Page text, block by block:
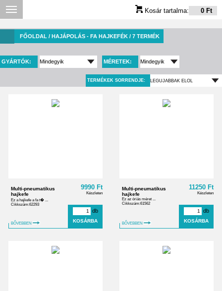
Kosár tartalma: 0 Ft
FŐOLDAL / HAJÁPOLÁS - FA HAJKEFÉK / 7 TERMÉK
GYÁRTÓK: MÉRETEK:
TERMÉKEK SORRENDJE:
Multi-pneumatikus
hajkefe
Ez a hajkefe a fa t� ...
Cikkszám:62293
BŐVEBBEN
9990 Ft
Készleten
db
Multi-pneumatikus
hajkefe
Ez az óriás méret ...
Cikkszám:61562
BŐVEBBEN
11250 Ft
Készleten
db